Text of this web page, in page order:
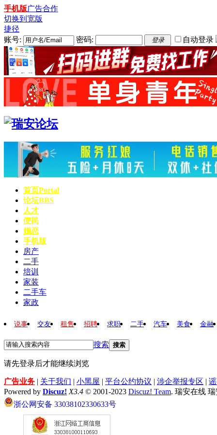
手机版广告合作
切换到宽版
捷径
账号:
密码: 登录 自动登录
首页Portal
论坛BBS
人才
便民
婚恋
手机版
房产
二手
培训
家装
二手车
家政
说事 交友 租售 招聘 求职 二手 汽车 美食 金融
搜索 搜索
请先登录后才能继续浏览
广告业务 | 关于我们 | 小黑屋 | 平台公约协议 | 涉企举报专区 |
Powered by Discuz! X3.4 © 2001-2023 Discuz! Team. 瑞安在线
浙公网安备 33038102330633号